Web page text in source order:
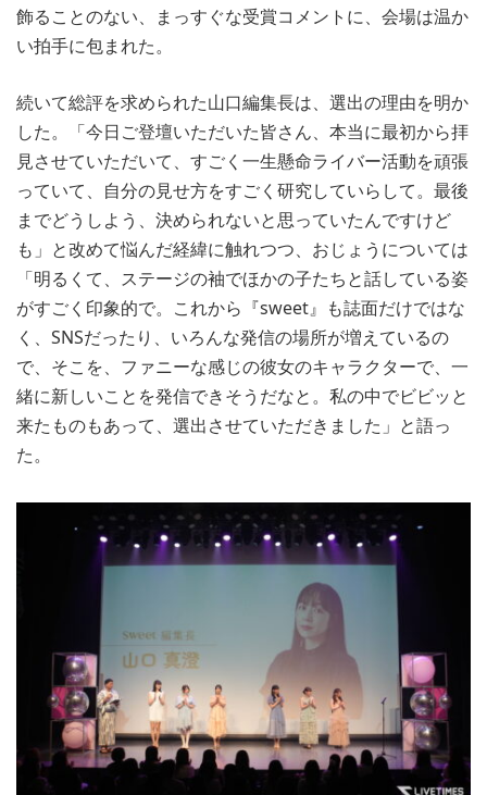
飾ることのない、まっすぐな受賞コメントに、会場は温か
い拍手に包まれた。
続いて総評を求められた山口編集長は、選出の理由を明か
した。「今日ご登壇いただいた皆さん、本当に最初から拝
見させていただいて、すごく一生懸命ライバー活動を頑張
っていて、自分の見せ方をすごく研究していらして。最後
までどうしよう、決められないと思っていたんですけど
も」と改めて悩んだ経緯に触れつつ、おじょうについては
「明るくて、ステージの袖でほかの子たちと話している姿
がすごく印象的で。これから『sweet』も誌面だけではな
く、SNSだったり、いろんな発信の場所が増えているの
で、そこを、ファニーな感じの彼女のキャラクターで、一
緒に新しいことを発信できそうだなと。私の中でビビッと
来たものもあって、選出させていただきました」と語っ
た。